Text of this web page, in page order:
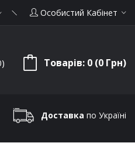
Особистий Кабінет
Товарів: 0 (0 Грн)
Доставка по Україні